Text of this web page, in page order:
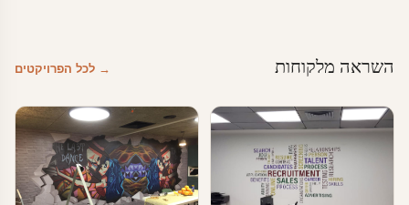
השראה מלקוחות → לכל הפרויקטים